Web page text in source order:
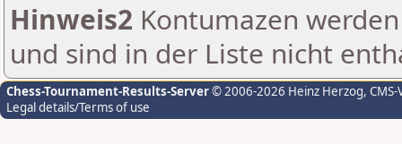
Hinweis2 Kontumazen
und sind in der Liste nicht
Chess-Tournament-Results-Server© 2006-2026 Heinz Herzog,
Legal details/Terms of use